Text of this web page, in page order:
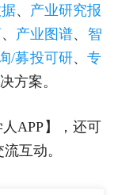
、 产业研究报
、 产业图谱、 智
/募投可研、专
方案。
APP】，还可
互动。